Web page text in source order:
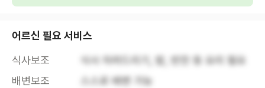
어르신 필요 서비스
식사보조
식사 차려드리기, 밥, 반찬 등 요리 필요
배변보조
스스로 배변 가능